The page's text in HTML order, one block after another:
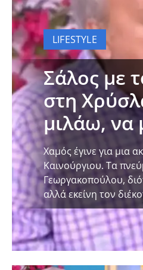
LIFESTYLE
Σάλος με
στη
μιλάω, να
Χαμός έγινε για μια
Καινούργιου. Τα
Γεωργακοπούλου,
αλλά εκείνη τον
μία εικόνα σήριαλ.